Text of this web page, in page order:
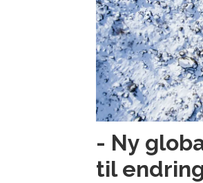
naturavtale
- Ny
til